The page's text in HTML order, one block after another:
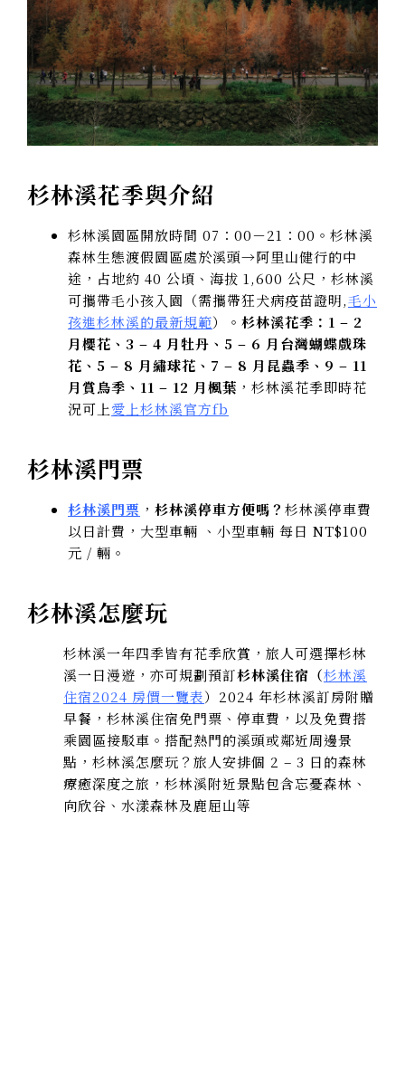
杉林溪花季與介紹
杉林溪園區開放時間 07：00－21：00。杉林溪
森林生態渡假園區處於溪頭→阿里山健行的中
途，占地約 40 公頃、海拔 1,600 公尺，杉林溪
可攜帶毛小孩入園（需攜帶狂犬病疫苗證明,毛小
孩進杉林溪的最新規範）。 杉林溪花季：1 – 2
月櫻花、3 – 4 月牡丹、5 – 6 月台灣蝴蝶戲珠
花、5 – 8 月繡球花、7 – 8 月昆蟲季、9 – 11
月賞鳥季、11 – 12 月楓葉 ，杉林溪花季即時花
況可上愛上杉林溪官方fb
杉林溪門票
杉林溪門票 ， 杉林溪停車方便嗎？ 杉林溪停車費
以日計費，大型車輛 、小型車輛 每日 NT$100
元 / 輛。
杉林溪怎麼玩
杉林溪一年四季皆有花季欣賞，旅人可選擇杉林
溪一日漫遊，亦可規劃預訂杉林溪住宿（杉林溪
住宿2024 房價一覽表）2024 年杉林溪訂房附贈
早餐，杉林溪住宿免門票、停車費，以及免費搭
乘園區接駁車。搭配熱門的溪頭或鄰近周邊景
點，杉林溪怎麼玩？旅人安排個 2 – 3 日的森林
療癒深度之旅，杉林溪附近景點包含忘憂森林、
向欣谷、水漾森林及鹿屈山等